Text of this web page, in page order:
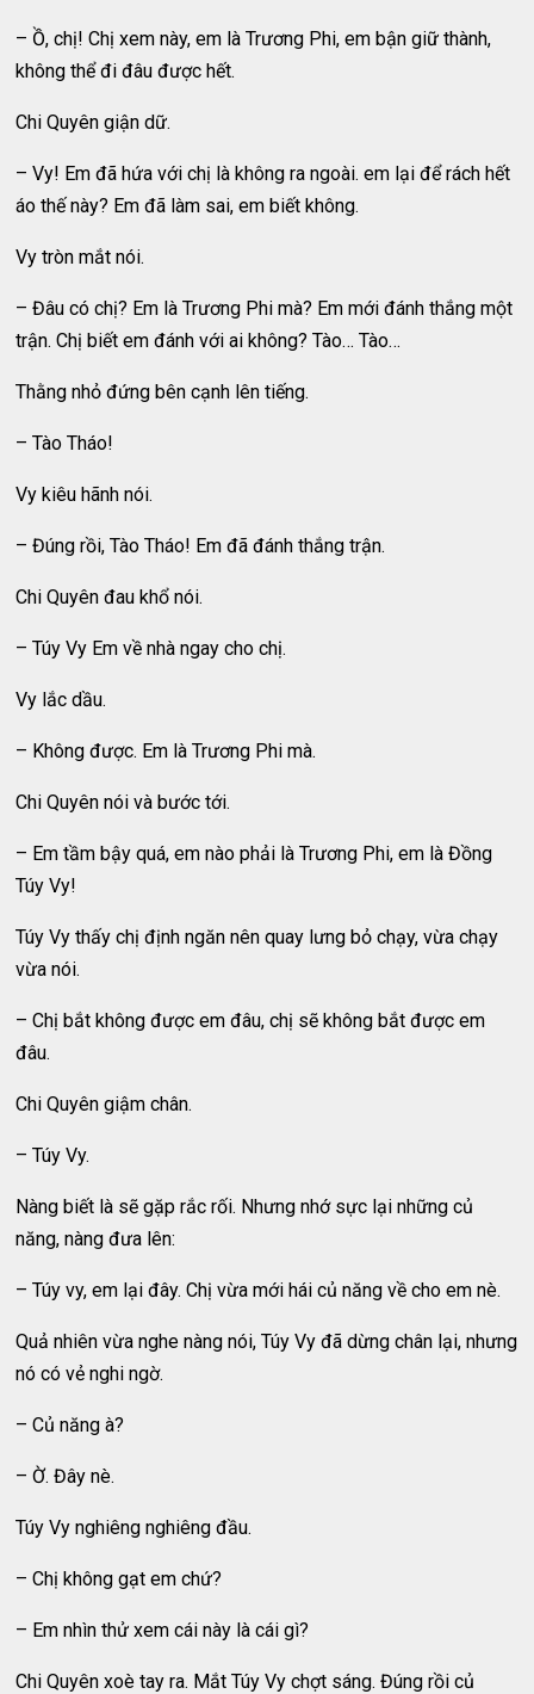
– Ồ, chị! Chị xem này, em là Trương Phi, em bận giữ thành,
không thể đi đâu được hết.
Chi Quyên giận dữ.
– Vy! Em đã hứa với chị là không ra ngoài. em lại để rách hết
áo thế này? Em đã làm sai, em biết không.
Vy tròn mắt nói.
– Đâu có chị? Em là Trương Phi mà? Em mới đánh thắng một
trận. Chị biết em đánh với ai không? Tào… Tào…
Thằng nhỏ đứng bên cạnh lên tiếng.
– Tào Tháo!
Vy kiêu hãnh nói.
– Đúng rồi, Tào Tháo! Em đã đánh thắng trận.
Chi Quyên đau khổ nói.
– Túy Vy Em về nhà ngay cho chị.
Vy lắc dầu.
– Không được. Em là Trương Phi mà.
Chi Quyên nói và bước tới.
– Em tầm bậy quá, em nào phải là Trương Phi, em là Đồng
Túy Vy!
Túy Vy thấy chị định ngăn nên quay lưng bỏ chạy, vừa chạy
vừa nói.
– Chị bắt không được em đâu, chị sẽ không bắt được em
đâu.
Chi Quyên giậm chân.
– Túy Vy.
Nàng biết là sẽ gặp rắc rối. Nhưng nhớ sực lại những củ
năng, nàng đưa lên:
– Túy vy, em lại đây. Chị vừa mới hái củ năng về cho em nè.
Quả nhiên vừa nghe nàng nói, Túy Vy đã dừng chân lại, nhưng
nó có vẻ nghi ngờ.
– Củ năng à?
– Ờ. Đây nè.
Túy Vy nghiêng nghiêng đầu.
– Chị không gạt em chứ?
– Em nhìn thử xem cái này là cái gì?
Chi Quyên xoè tay ra. Mắt Túy Vy chợt sáng. Đúng rồi củ